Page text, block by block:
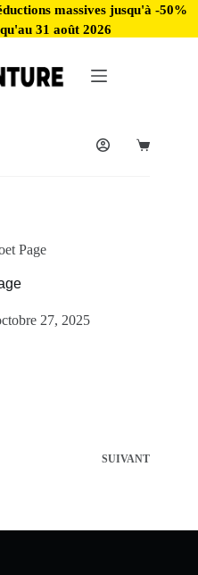
massives jusqu'à -50%
31 août 2026
Page
27, 2025
SUIVANT